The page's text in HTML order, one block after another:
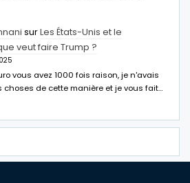
surLes États-Unis et le
veut faire Trump ?
vous avez 1000 fois raison, je n'avais
choses de cette manière et je vous fait…